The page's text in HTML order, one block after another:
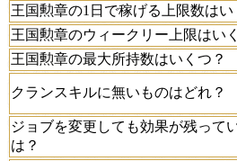
王国勲章の1日で稼げる上限数はい
王国勲章のウィークリー上限はい
王国勲章の最大所持数はいくつ？
クランスキルに無いものはどれ？
ジョブを変更しても効果が残って
は？